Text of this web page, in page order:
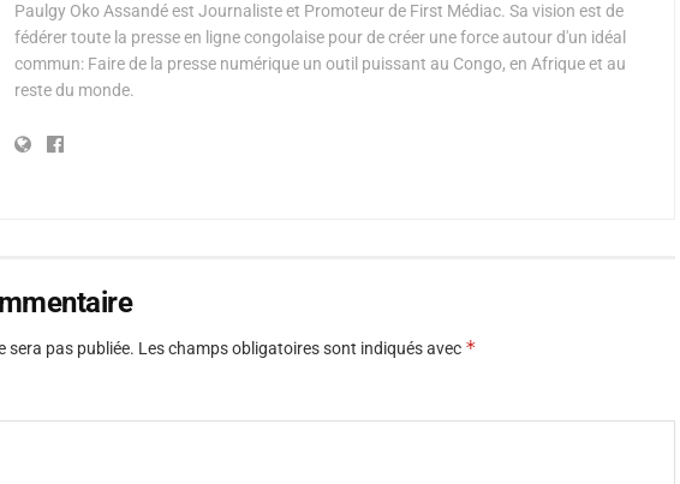
Paulgy Oko Assandé est Journaliste et Promoteur de First Médiac. Sa vision est de
fédérer toute la presse en ligne congolaise pour de créer une force autour d'un idéal
commun: Faire de la presse numérique un outil puissant au Congo, en Afrique et au
reste du monde.
sera pas publiée. Les champs obligatoires sont indiqués avec *